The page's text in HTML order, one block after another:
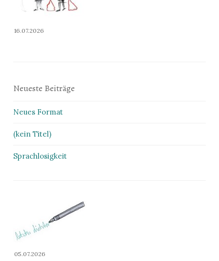
16.07.2026
Neueste Beiträge
Neues Format
(kein Titel)
Sprachlosigkeit
05.07.2026